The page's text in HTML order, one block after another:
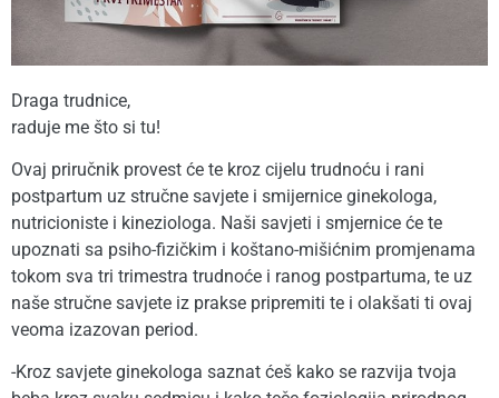
Draga trudnice,
raduje me što si tu!
Ovaj priručnik provest će te kroz cijelu trudnoću i rani
postpartum uz stručne savjete i smijernice ginekologa,
nutricioniste i kineziologa. Naši savjeti i smjernice će te
upoznati sa psiho-fizičkim i koštano-mišićnim promjenama
tokom sva tri trimestra trudnoće i ranog postpartuma, te uz
naše stručne savjete iz prakse pripremiti te i olakšati ti ovaj
veoma izazovan period.
-Kroz savjete ginekologa saznat ćeš kako se razvija tvoja